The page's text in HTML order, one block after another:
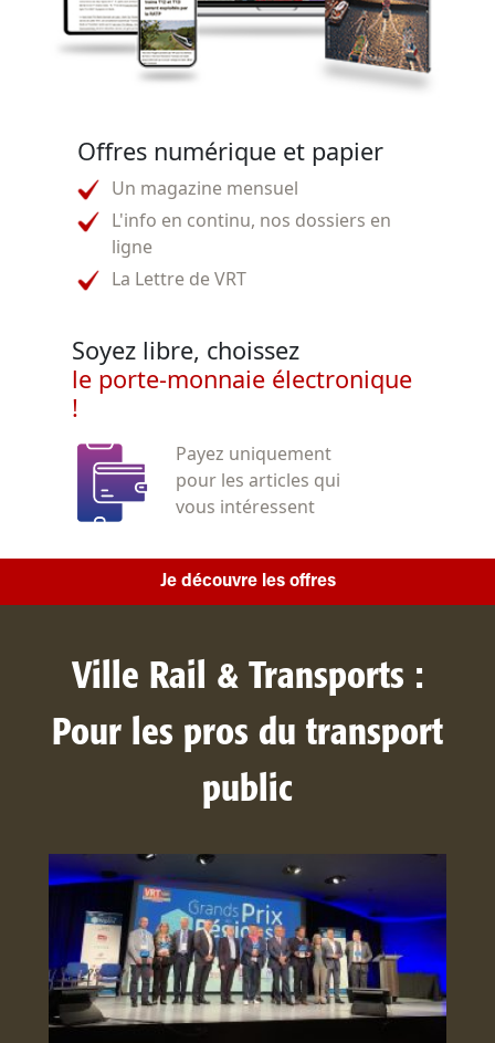
Offres numérique et papier
Un magazine mensuel
L'info en continu, nos dossiers en
ligne
La Lettre de VRT
Soyez libre, choissez
le porte-monnaie électronique
!
Payez uniquement
pour les articles qui
vous intéressent
Je découvre les offres
Ville Rail & Transports :
Pour les pros du transport
public